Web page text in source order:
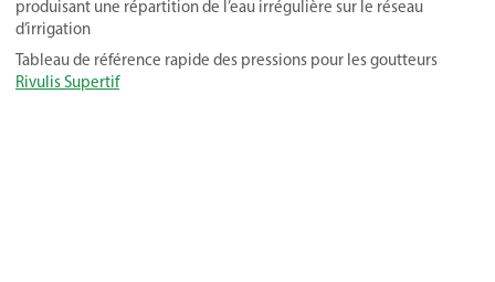
produisant une répartition de l’eau irrégulière sur le réseau
d’irrigation
Tableau de référence rapide des pressions pour les goutteurs
Rivulis Supertif